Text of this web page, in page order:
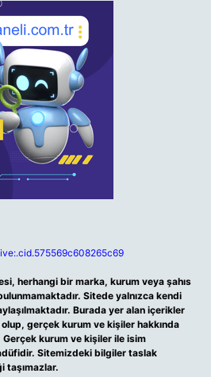
herhangi bir marka, kurum veya şahıs
Sitede yalnızca kendi
Burada yer alan içerikler
gerçek kurum ve kişiler hakkında
Gerçek kurum ve kişiler ile isim
Sitemizdeki bilgiler taslak
taşımazlar.